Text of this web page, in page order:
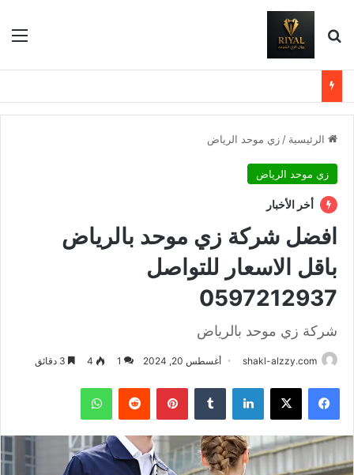
بحث عن
الرئيسية / زي موحد الرياض
زي موحد الرياض
أخر الأخبار
افضل شركة زي موحد بالرياض
باقل الاسعار للتواصل
0597212937
شركة زي موحد بالرياض
shakl-alzzy.com أغسطس 20, 2024 1
4
فيسبوك X لينكدإن بينتيريست واتساب